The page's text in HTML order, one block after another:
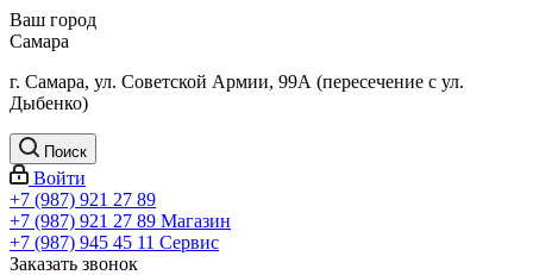
Ваш город
Самара
г. Самара, ул. Советской Армии, 99А (пересечение с ул.
Дыбенко)
Поиск
Войти
+7 (987) 921 27 89
+7 (987) 921 27 89 Магазин
+7 (987) 945 45 11 Сервис
Заказать звонок